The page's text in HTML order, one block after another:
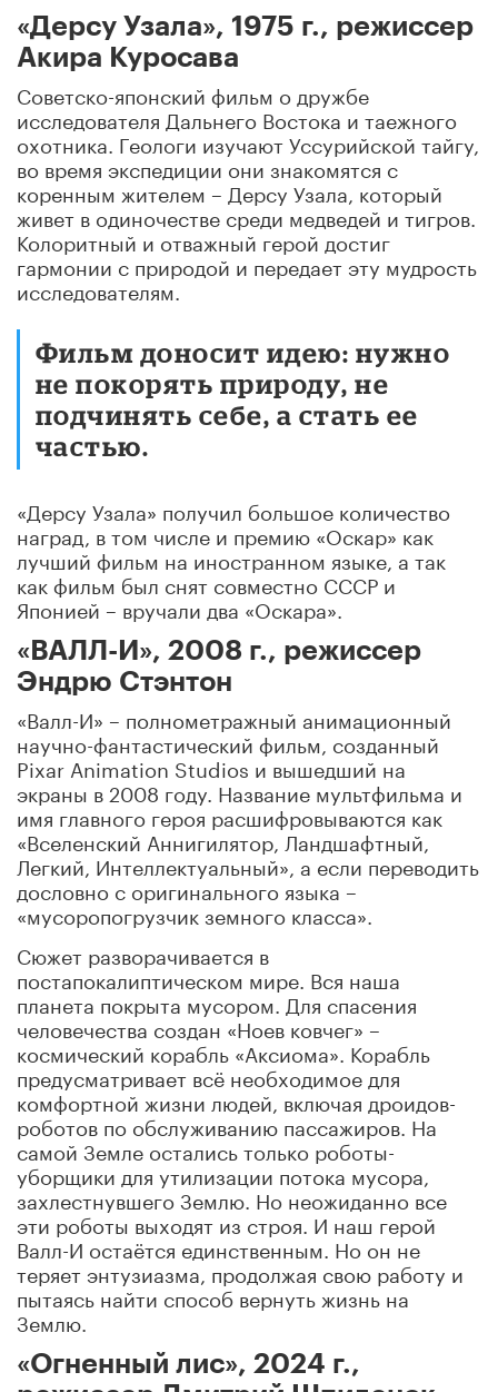
«Дерсу Узала», 1975 г., режиссер
Акира Куросава
Советско-японский фильм о дружбе
исследователя Дальнего Востока и таежного
охотника. Геологи изучают Уссурийской тайгу,
во время экспедиции они знакомятся с
коренным жителем – Дерсу Узала, который
живет в одиночестве среди медведей и тигров.
Колоритный и отважный герой достиг
гармонии с природой и передает эту мудрость
исследователям.
Фильм доносит идею: нужно
не покорять природу, не
подчинять себе, а стать ее
частью.
«Дерсу Узала» получил большое количество
наград, в том числе и премию «Оскар» как
лучший фильм на иностранном языке, а так
как фильм был снят совместно СССР и
Японией – вручали два «Оскара».
«ВАЛЛ-И», 2008 г., режиссер
Эндрю Стэнтон
«Валл-И» – полнометражный анимационный
научно-фантастический фильм, созданный
Pixar Animation Studios и вышедший на
экраны в 2008 году. Название мультфильма и
имя главного героя расшифровываются как
«Вселенский Аннигилятор, Ландшафтный,
Легкий, Интеллектуальный», а если переводить
дословно с оригинального языка –
«мусоропогрузчик земного класса».
Сюжет разворачивается в
постапокалиптическом мире. Вся наша
планета покрыта мусором. Для спасения
человечества создан «Ноев ковчег» –
космический корабль «Аксиома». Корабль
предусматривает всё необходимое для
комфортной жизни людей, включая дроидов-
роботов по обслуживанию пассажиров. На
самой Земле остались только роботы-
уборщики для утилизации потока мусора,
захлестнувшего Землю. Но неожиданно все
эти роботы выходят из строя. И наш герой
Валл-И остаётся единственным. Но он не
теряет энтузиазма, продолжая свою работу и
пытаясь найти способ вернуть жизнь на
Землю.
«Огненный лис», 2024 г.,